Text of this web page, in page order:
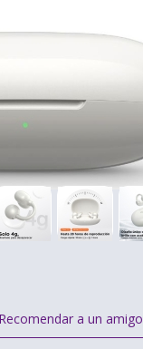
Recomendar a un amigo